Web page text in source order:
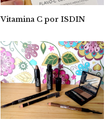
Vitamina C por ISDIN